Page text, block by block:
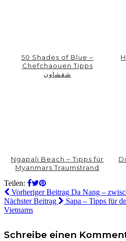
50 Shades of Blue –
Chefchaouen Tipps
شفشاون
Ngapali Beach – Tipps für
Myanmars Traumstrand
Teilen:
Vorheriger Beitrag Da Nang –
Nächster Beitrag
Sapa – Tipps für
Vietnams
Schreibe einen